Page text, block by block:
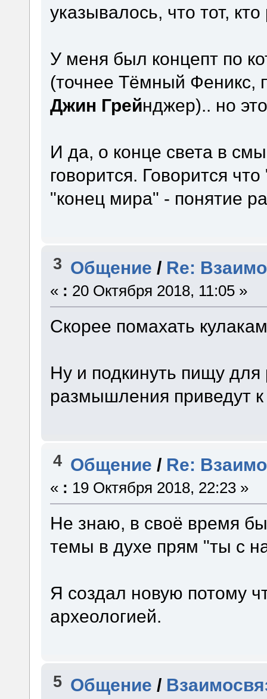
указывалось, что тот,
У меня был концепт по
(точнее Тёмный Феникс,
Джин Грейнджер).. но
И да, о конце света в
говорится. Говорится
"конец мира" - понятие
3 Общение / Re:
« : 20 Октября 2018, 11:05 »
Скорее помахать
Ну и подкинуть пищу
размышления приведут
4 Общение / Re:
« : 19 Октября 2018, 22:23 »
Не знаю, в своё время
темы в духе прям "ты с
Я создал новую потому
археологией.
5 Общение /